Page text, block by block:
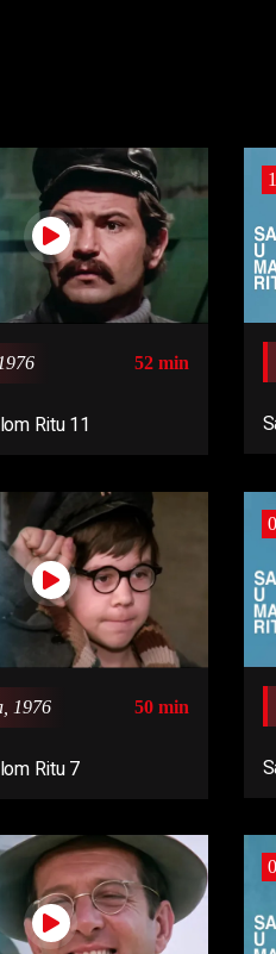
52 min
Ritu 11
1976 50 min
Ritu 7